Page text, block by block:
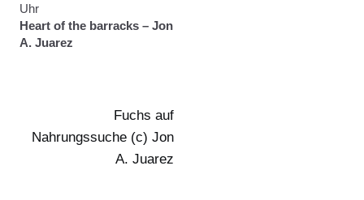
Uhr
Heart of the barracks – Jon
A. Juarez
Fuchs auf
Nahrungssuche (c) Jon
A. Juarez